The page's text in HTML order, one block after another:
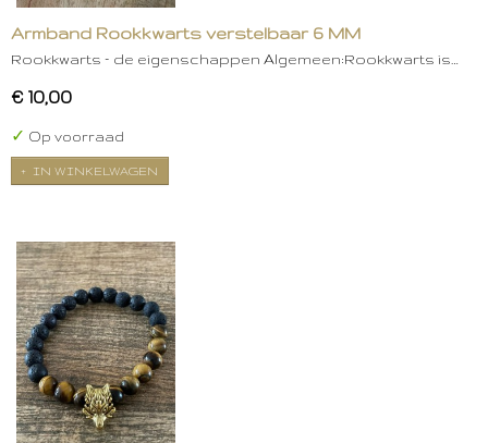
Armband Rookkwarts verstelbaar 6 MM
Rookkwarts – de eigenschappen Algemeen:Rookkwarts is…
€ 10,00
✓ Op voorraad
IN WINKELWAGEN